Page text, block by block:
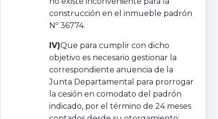
construcción en el inmueble padrón
Nº 36774.
IV)Que para cumplir con dicho
objetivo es necesario gestionar la
correspondiente anuencia de la
Junta Departamental para prorrogar
la cesión en comodato del padrón
indicado, por el término de 24 meses